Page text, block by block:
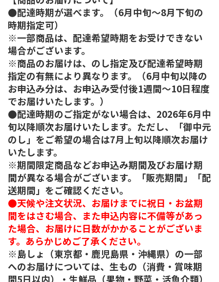
●配達時期が選べます。（6月中旬～8月下旬の
時期指定可）
※一部商品は、配達希望時期をお受けできない
場合がございます。
※商品のお届けは、のし指定及び配達希望時期
指定の有無により異なります。（6月中旬以降の
お申込み分は、お申込み受付後1週間～10日程度
でお届けいたします。）
●配達時期のご指定がない場合は、2026年6月中
旬以降順次お届けいたします。ただし、「御中元
のし」をご希望の場合は7月上旬以降順次お届け
いたします。
※期間限定商品などお申込み期間及びお届け期
間が異なる場合がございます。「販売期間」「配
送期間」をご確認ください。
●天候や注文状況、お届けまでに祝日・お盆期
間をはさむ場合、また申込内容に不備等があっ
た場合、お届けに日数がかかることがございま
す。あらかじめご了承ください。
※島しょ（東京都・鹿児島県・沖縄県）の一部
へのお届けについては、生もの（消費・賞味期
間5日以内）・生鮮品（果物・野菜・活魚介類）